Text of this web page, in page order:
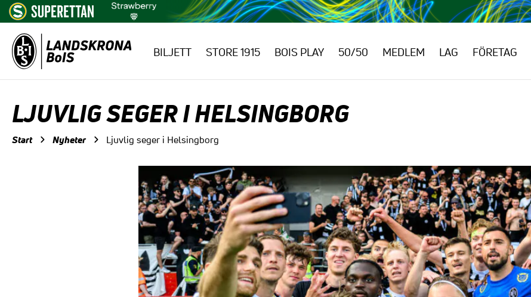
BILJETT STORE 1915 BOIS PLAY 50/50 MEDLEM LAG FÖRETAG
LJUVLIG SEGER I HELSINGBORG
Start Nyheter Ljuvlig seger i Helsingborg